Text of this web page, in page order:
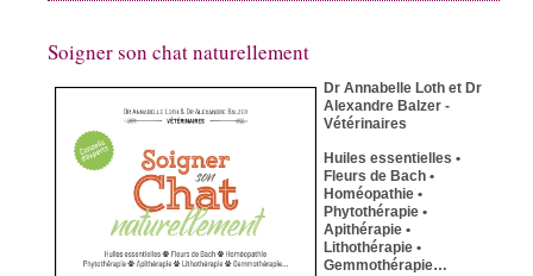
Soigner son chat naturellement
Dr Annabelle Loth et Dr
Alexandre Balzer -
Vétérinaires
Huiles essentielles •
Fleurs de Bach •
Homéopathie •
Phytothérapie •
Apithérapie •
Lithothérapie •
Gemmothérapie…